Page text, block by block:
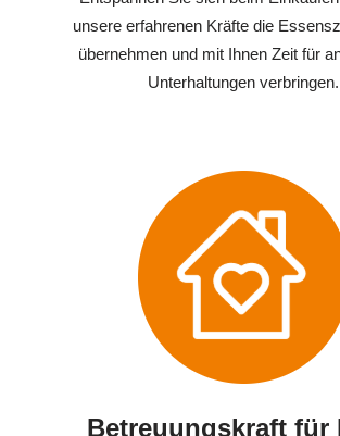
unsere erfahrenen Kräfte die
übernehmen und mit Ihnen Zeit für
Unterhaltungen verbringen.
Betreuungskraft für